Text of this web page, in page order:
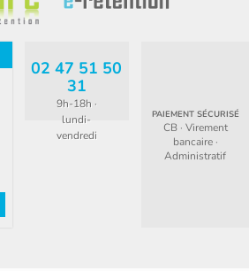
02 47 51 50
31
9h-18h ·
lundi-
vendredi
PAIEMENT SÉCURISÉ
CB · Virement
bancaire ·
Administratif